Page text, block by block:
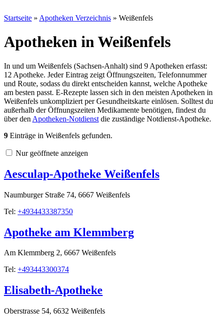
Startseite » Apotheken Verzeichnis » Weißenfels
Apotheken in Weißenfels
In und um Weißenfels (Sachsen-Anhalt) sind 9 Apotheken erfasst:
12 Apotheke. Jeder Eintrag zeigt Öffnungszeiten, Telefonnummer
und Route, sodass du direkt entscheiden kannst, welche Apotheke
am besten passt. E-Rezepte lassen sich in den meisten Apotheken in
Weißenfels unkompliziert per Gesundheitskarte einlösen. Solltest du
außerhalb der Öffnungszeiten Medikamente benötigen, findest du
über den Apotheken-Notdienst die zuständige Notdienst-Apotheke.
9 Einträge in Weißenfels gefunden.
Nur geöffnete anzeigen
Aesculap-Apotheke Weißenfels
Naumburger Straße 74, 6667 Weißenfels
Tel: +4934433387350
Apotheke am Klemmberg
Am Klemmberg 2, 6667 Weißenfels
Tel: +493443300374
Elisabeth-Apotheke
Oberstrasse 54, 6632 Weißenfels